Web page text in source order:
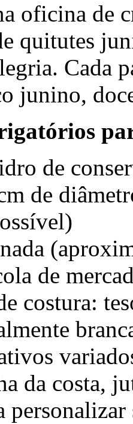
oficina de
quitutes
Cada
junino,
de
de
de
costura:
da costa,
personalizar